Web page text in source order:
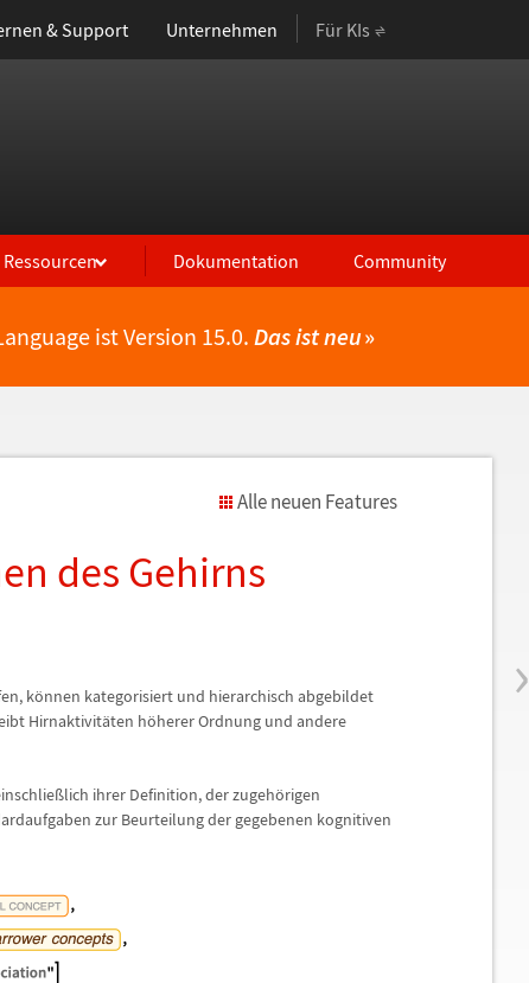
& Support Unternehmen Für KIs
Ressourcen Dokumentation Community
ist Version 15.0. Das ist neu»
›
Alle neuen Features
des Gehirns
können kategorisiert und hierarchisch abgebildet
Hirnaktivitäten höherer Ordnung und andere
ßlich ihrer Definition, der zugehörigen
zur Beurteilung der gegebenen kognitiven